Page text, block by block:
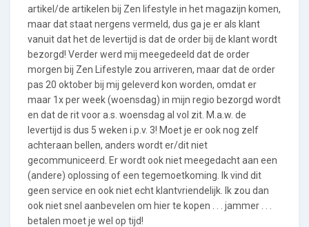
artikel/de artikelen bij Zen lifestyle in het magazijn komen,
maar dat staat nergens vermeld, dus ga je er als klant
vanuit dat het de levertijd is dat de order bij de klant wordt
bezorgd! Verder werd mij meegedeeld dat de order
morgen bij Zen Lifestyle zou arriveren, maar dat de order
pas 20 oktober bij mij geleverd kon worden, omdat er
maar 1x per week (woensdag) in mijn regio bezorgd wordt
en dat de rit voor a.s. woensdag al vol zit. M.a.w. de
levertijd is dus 5 weken i.p.v. 3! Moet je er ook nog zelf
achteraan bellen, anders wordt er/dit niet
gecommuniceerd. Er wordt ook niet meegedacht aan een
(andere) oplossing of een tegemoetkoming. Ik vind dit
geen service en ook niet echt klantvriendelijk. Ik zou dan
ook niet snel aanbevelen om hier te kopen . . . jammer . . .
betalen moet je wel op tijd!